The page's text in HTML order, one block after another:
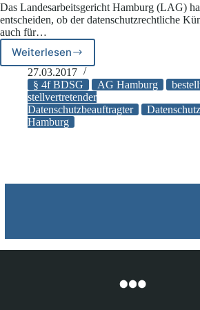
Das Landesarbeitsgericht Hamburg (LAG)
entscheiden, ob der datenschutzrechtliche
auch für…
WeiterlesenDatenschutzrechtlicher
Kündigungsschutz
gilt
auch
für
den
27.03.2017
§ 4f BDSG
AG Hamburg
stellvertretender
Datenschutzbeauftragter
Hamburg